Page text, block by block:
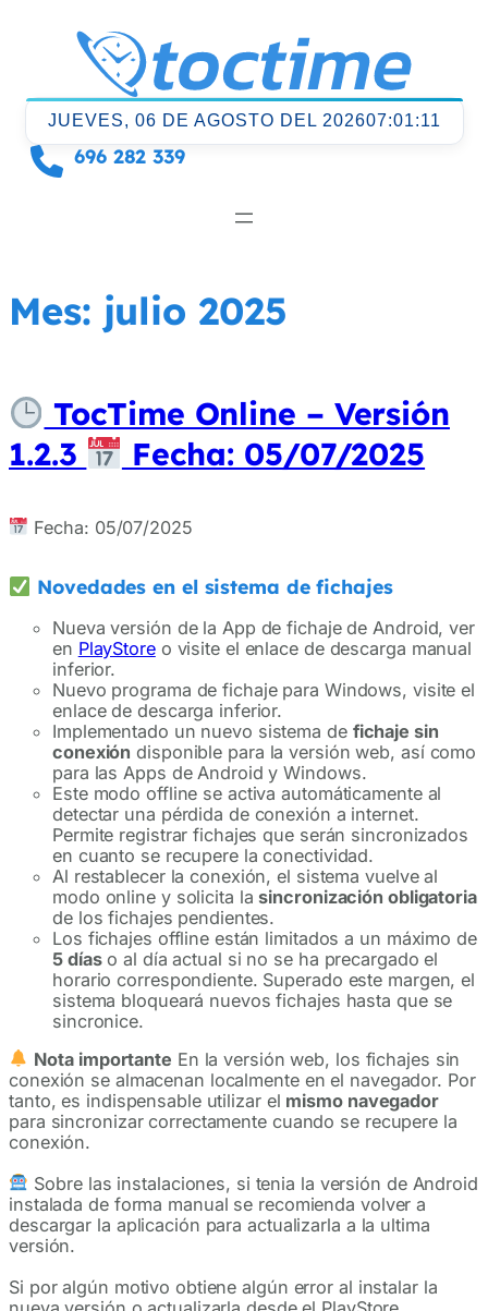
contenido
JUEVES, 06 DE AGOSTO DEL 202607:01:12
696 282 339
Mes: julio 2025
TocTime Online – Versión
1.2.3
Fecha: 05/07/2025
Fecha: 05/07/2025
Novedades en el sistema de fichajes
Nueva versión de la App de fichaje de Android, ver
en PlayStoreo visite el enlace de descarga manual
inferior.
Nuevo programa de fichaje para Windows, visite el
enlace de descarga inferior.
Implementado un nuevo sistema de fichaje sin
conexión disponible para la versión web, así como
para las Apps de Android y Windows.
Este modo offline se activa automáticamente al
detectar una pérdida de conexión a internet.
Permite registrar fichajes que serán sincronizados
en cuanto se recupere la conectividad.
Al restablecer la conexión, el sistema vuelve al
modo online y solicita lasincronización obligatoria
de los fichajes pendientes.
Los fichajes offline están limitados a un máximo de
5 díaso al día actual si no se ha precargado el
horario correspondiente. Superado este margen, el
sistema bloqueará nuevos fichajes hasta que se
sincronice.
Nota importante En la versión web, los fichajes sin
conexión se almacenan localmente en el navegador. Por
tanto, es indispensable utilizar el mismo navegador
para sincronizar correctamente cuando se recupere la
conexión.
Sobre las instalaciones, si tenia la versión de Android
instalada de forma manual se recomienda volver a
descargar la aplicación para actualizarla a la ultima
versión.
Si por algún motivo obtiene algún error al instalar la